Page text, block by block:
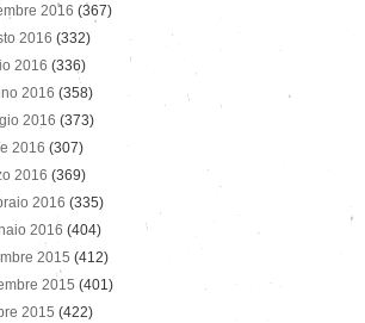
2016 (367)
2016 (332)
2016 (336)
2016 (358)
2016 (373)
2016 (307)
2016 (369)
2016 (335)
2016 (404)
2015 (412)
2015 (401)
2015 (422)